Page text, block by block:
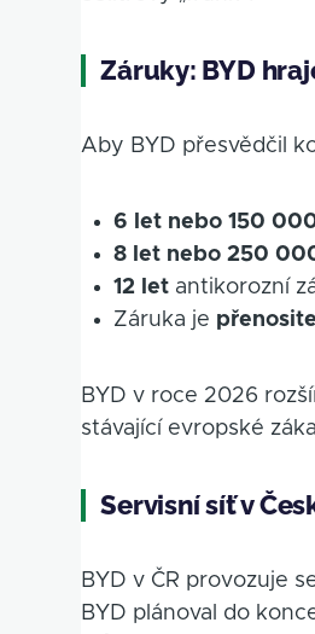
Záruky: BYD
Aby BYD přesvědčil
6 let nebo 150
8 let nebo 250
12 let antikorozní
Záruka je
BYD v roce 2026
stávající evropské
Servisní síť v
BYD v ČR provozuje
BYD plánoval do